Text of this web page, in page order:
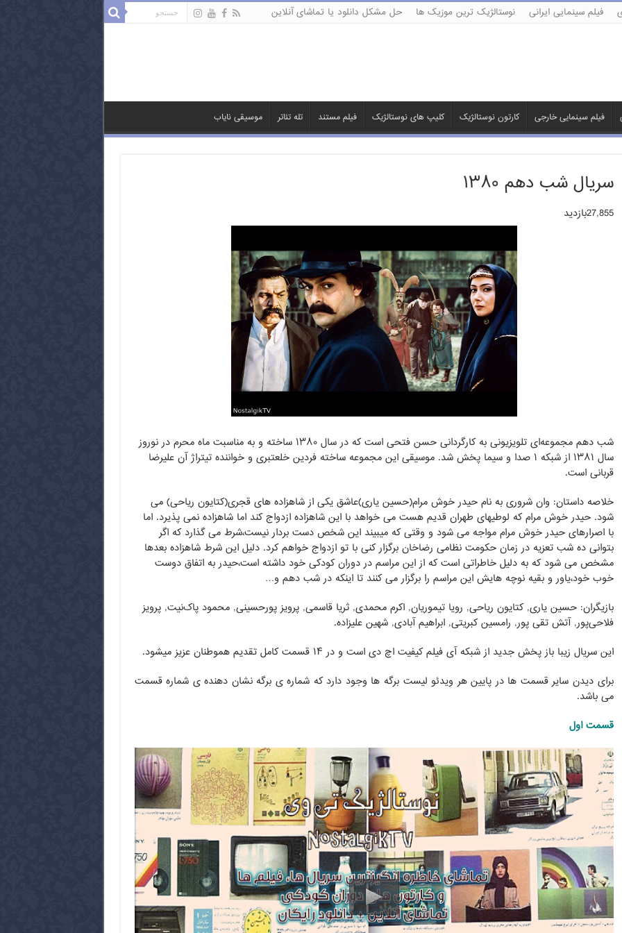
فیلم سینمایی ایرانی نوستالژیک ترین موزیک ها حل مشکل دانلود یا تماشای آنلاین
فیلم سینمایی خارجی کارتون نوستالژیک کلیپ های نوستالژیک فیلم مستند تله تئاتر موسیقی نایاب
سریال شب دهم ۱۳۸۰
27,855بازدید
شب دهم مجموعه‌ای تلویزیونی به کارگردانی حسن فتحی است که در سال ۱۳۸۰ ساخته و به مناسبت ماه محرم در نوروز
سال ۱۳۸۱ از شبکه ۱ صدا و سیما پخش شد. موسیقی این مجموعه ساخته فردین خلعتبری و خواننده تیتراژ آن علیرضا
قربانی است.
خلاصه داستان: وان شروری به نام حیدر خوش مرام(حسین یاری)عاشق یکی از شاهزاده های قجری(کتایون ریاحی) می
شود. حیدر خوش مرام که لوطیهای طهران قدیم هست می خواهد با این شاهزاده ازدواج کند اما شاهزاده نمی پذیرد. اما
با اصرارهای حیدر خوش مرام مواجه می شود و وقتی که میبیند این شخص دست بردار نیست،شرط می گذارد که اگر
بتوانی ده شب تعزیه در زمان حکومت نظامی رضاخان برگزار کنی با تو ازدواج خواهم کرد. دلیل این شرط شاهزاده بعدها
مشخص می شود که به دلیل خاطراتی است که از این مراسم در دوران کودکی خود داشته است،حیدر به اتفاق دوست
خوب خود،یاور و بقیه نوچه هایش این مراسم را برگزار می کنند تا اینکه در شب دهم و…
بازیگران: حسین یاری, کتایون ریاحی, رویا تیموریان, اکرم محمدی, ثریا قاسمی, پرویز پورحسینی, محمود پاک‌نیت, پرویز
فلاحی‌پور, آتش تقی پور, رامسین کبریتی, ابراهیم آبادی, شهین علیزاده.
این سریال زیبا باز پخش جدید از شبکه آی فیلم کیفیت اچ دی است و در ۱۴ قسمت کامل تقدیم هموطنان عزیز میشود.
برای دیدن سایر قسمت ها در پایین هر ویدئو لیست برگه ها وجود دارد که شماره ی برگه نشان دهنده ی شماره قسمت
می باشد.
قسمت اول